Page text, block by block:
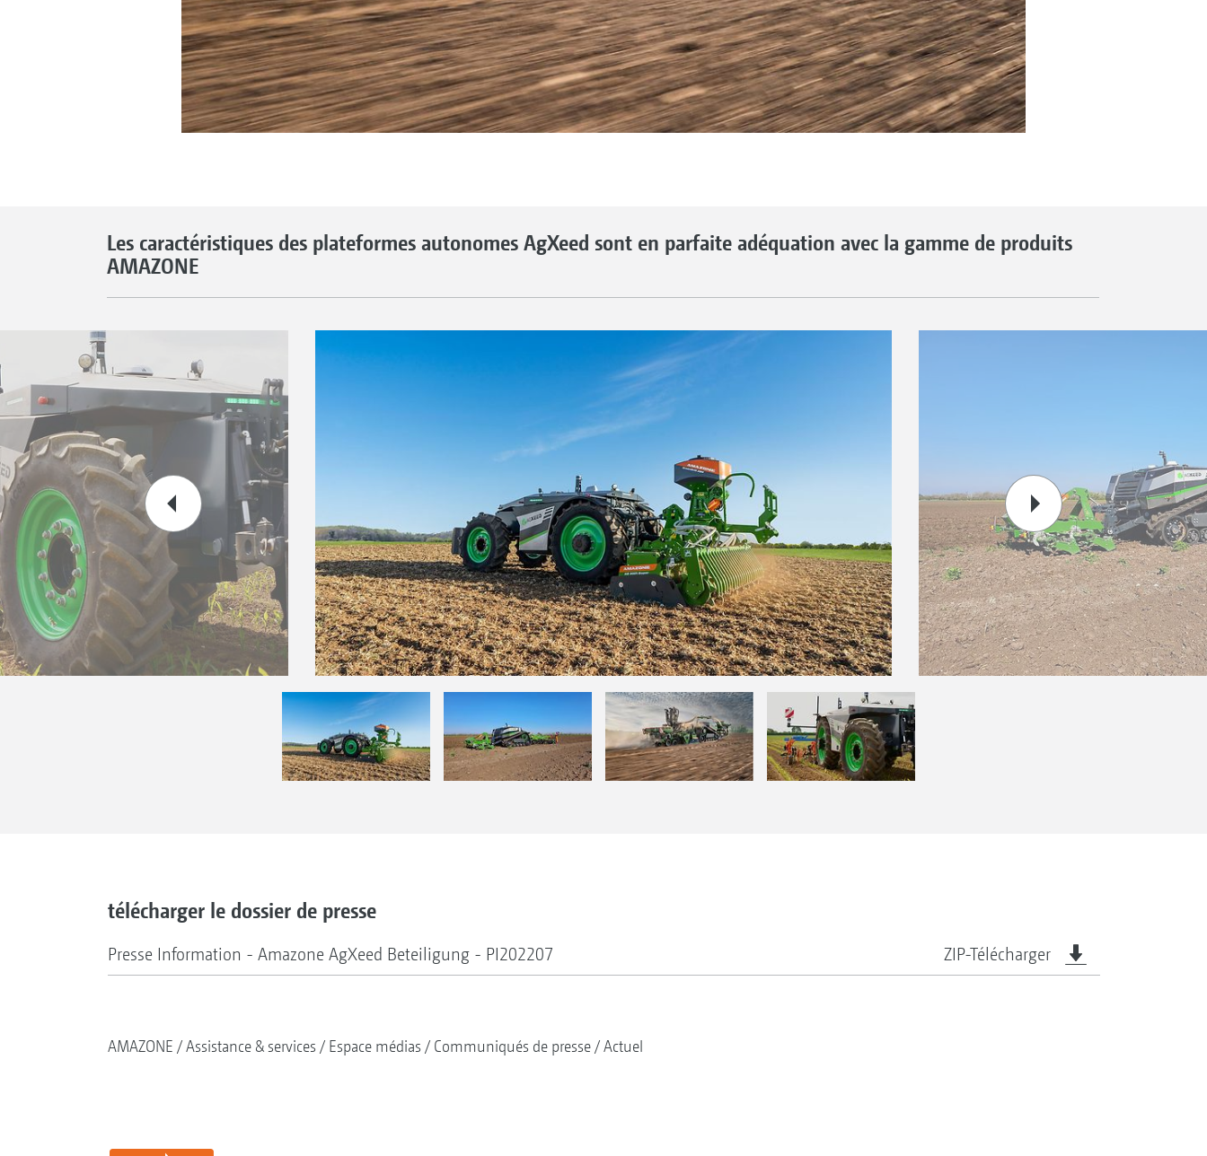
Les caractéristiques des plateformes autonomes AgXeed sont en parfaite adéquation avec la gamme de produits
AMAZONE
télécharger le dossier de presse
Presse Information - Amazone AgXeed Beteiligung - PI202207 ZIP-Télécharger
AMAZONE Assistance & services Espace médias Communiqués de presse Actuel